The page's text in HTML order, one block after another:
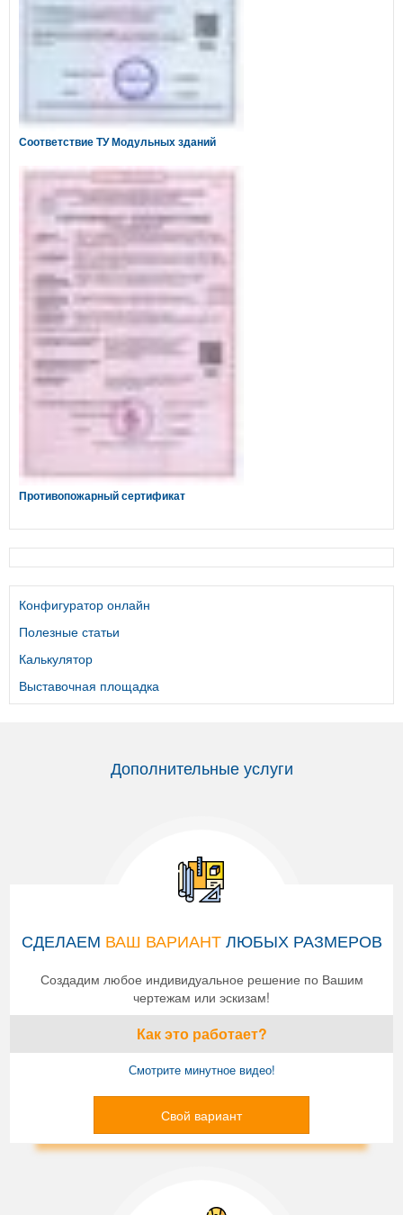
Соответствие ТУ Модульных зданий
Противопожарный сертификат
Конфигуратор онлайн
Полезные статьи
Калькулятор
Выставочная площадка
Дополнительные услуги
СДЕЛАЕМ ВАШ ВАРИАНТЛЮБЫХ РАЗМЕРОВ
Создадим любое индивидуальное решение по Вашим
чертежам или эскизам!
Как это работает?
Смотрите минутное видео!
Свой вариант